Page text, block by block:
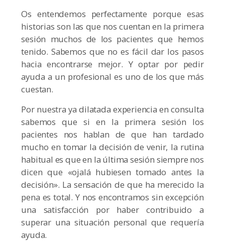
Os entendemos perfectamente porque esas
historias son las que nos cuentan en la primera
sesión muchos de los pacientes que hemos
tenido. Sabemos que no es fácil dar los pasos
hacia encontrarse mejor. Y optar por pedir
ayuda a un profesional es uno de los que más
cuestan.
Por nuestra ya dilatada experiencia en consulta
sabemos que si en la primera sesión los
pacientes nos hablan de que han tardado
mucho en tomar la decisión de venir, la rutina
habitual es que en la última sesión siempre nos
dicen que «ojalá hubiesen tomado antes la
decisión». La sensación de que ha merecido la
pena es total. Y nos encontramos sin excepción
una satisfacción por haber contribuido a
superar una situación personal que requería
ayuda.